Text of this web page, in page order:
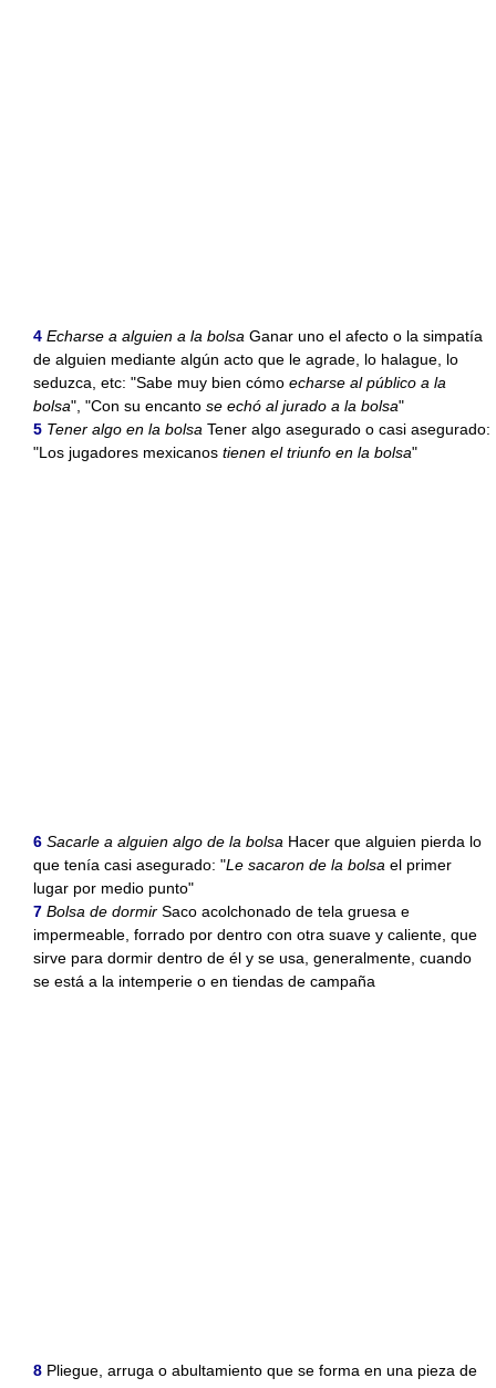
4 Echarse a alguien a la bolsa Ganar uno el afecto o la simpatía
de alguien mediante algún acto que le agrade, lo halague, lo
seduzca, etc: "Sabe muy bien cómo echarse al público a la
bolsa", "Con su encanto se echó al jurado a la bolsa"
5 Tener algo en la bolsa Tener algo asegurado o casi asegurado:
"Los jugadores mexicanos tienen el triunfo en la bolsa"
6 Sacarle a alguien algo de la bolsa Hacer que alguien pierda lo
que tenía casi asegurado: "Le sacaron de la bolsa el primer
lugar por medio punto"
7 Bolsa de dormir Saco acolchonado de tela gruesa e
impermeable, forrado por dentro con otra suave y caliente, que
sirve para dormir dentro de él y se usa, generalmente, cuando
se está a la intemperie o en tiendas de campaña
8 Pliegue, arruga o abultamiento que se forma en una pieza de